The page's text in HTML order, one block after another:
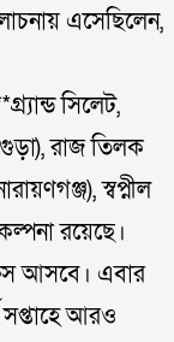
এসেছিলেন,
সিলেট,
রাজ তিলক
স্বপ্নীল
রয়েছে।
আসবে। এবার
আরও